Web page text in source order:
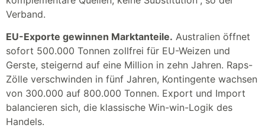
Verband.
EU-Exporte gewinnen Marktanteile. Australien öffnet
sofort 500.000 Tonnen zollfrei für EU-Weizen und
Gerste, steigernd auf eine Million in zehn Jahren. Raps-
Zölle verschwinden in fünf Jahren, Kontingente wachsen
von 300.000 auf 800.000 Tonnen. Export und Import
balancieren sich, die klassische Win-win-Logik des
Handels.